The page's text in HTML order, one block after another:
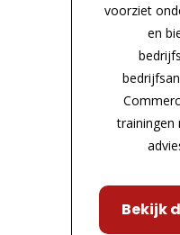
voorziet
en
trainingen
Bekijk